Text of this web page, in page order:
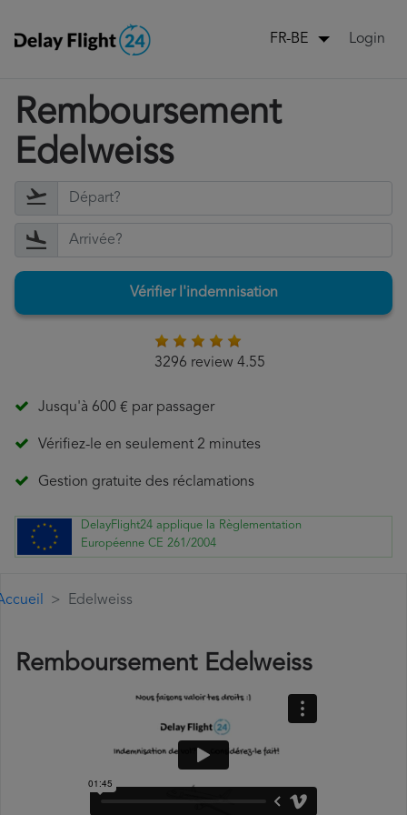
FR-BE Login
Remboursement
Edelweiss
Vérifier l'indemnisation
3296 review 4.55
Jusqu'à 600 € par passager
Vérifiez-le en seulement 2 minutes
Gestion gratuite des réclamations
DelayFlight24 applique la Règlementation
Européenne CE 261/2004
Edelweiss
Remboursement Edelweiss